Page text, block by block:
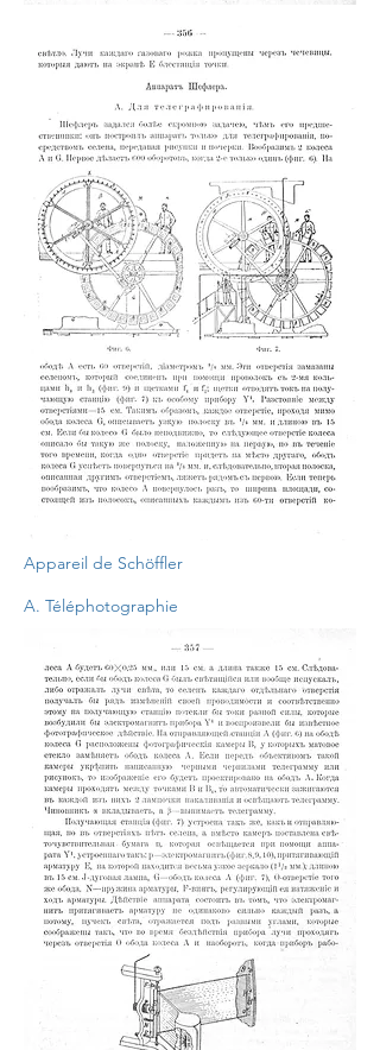
Appareil de Schöffler
A. Téléphotographie